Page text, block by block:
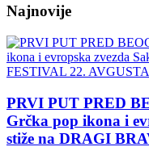
Najnovije
PRVI PUT PRED
Grčka pop ikona i
stiže na DRAGI